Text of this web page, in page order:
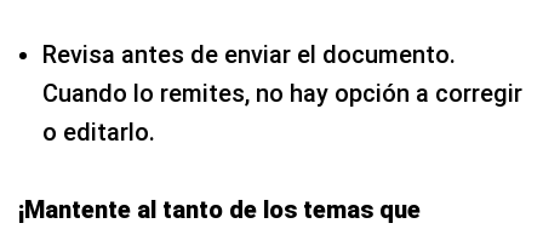
Revisa antes de enviar el documento.
Cuando lo remites, no hay opción a corregir
o editarlo.
¡Mantente al tanto de los temas que